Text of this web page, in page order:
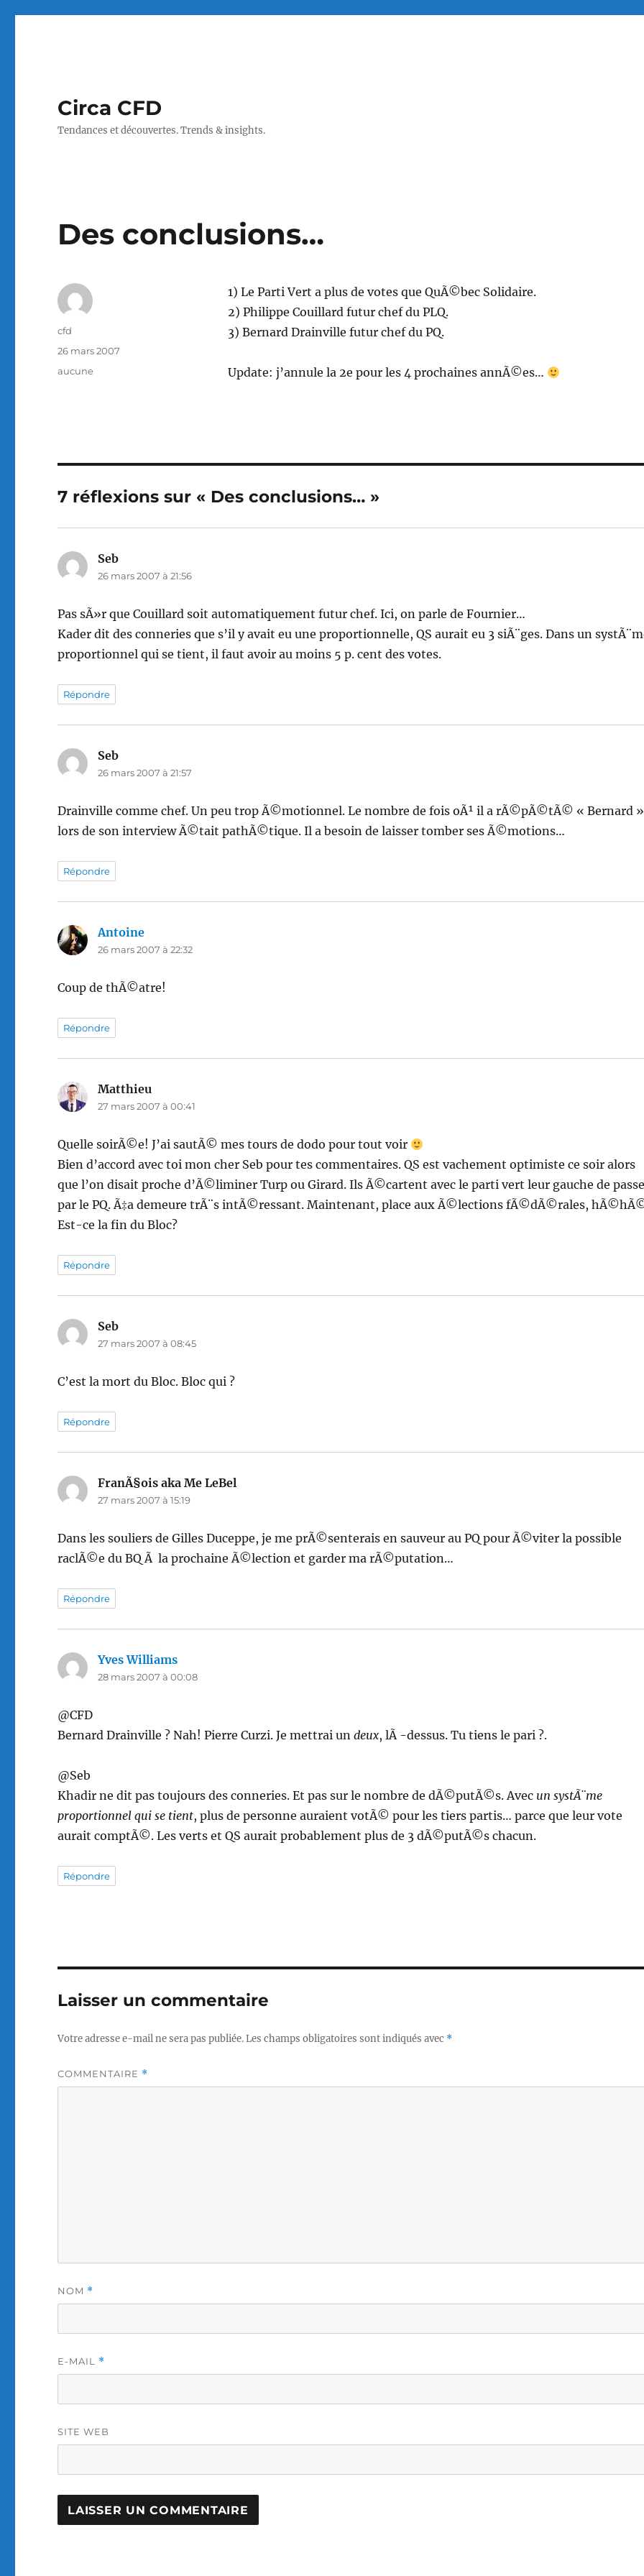
Circa CFD
Tendances et découvertes. Trends & insights.
Des conclusions…
1) Le Parti Vert a plus de votes que QuÃ©bec Solidaire.
2) Philippe Couillard futur chef du PLQ.
3) Bernard Drainville futur chef du PQ.
Update: j’annule la 2e pour les 4 prochaines annÃ©es…
Auteur
cfd
Publié
26 mars 2007
Catégories
aucune
7 réflexions sur « Des conclusions… »
Seb
26 mars 2007 à 21:56
Pas sÃ»r que Couillard soit automatiquement futur chef. Ici, on parle de Fournier…
Kader dit des conneries que s’il y avait eu une proportionnelle, QS aurait eu 3 siÃ¨ges. Dans un
proportionnel qui se tient, il faut avoir au moins 5 p. cent des votes.
Répondre
Seb
26 mars 2007 à 21:57
Drainville comme chef. Un peu trop Ã©motionnel. Le nombre de fois oÃ¹ il a rÃ©pÃ©tÃ© « Bernard »
lors de son interview Ã©tait pathÃ©tique. Il a besoin de laisser tomber ses Ã©motions…
Répondre
Antoine
26 mars 2007 à 22:32
Coup de thÃ©atre!
Répondre
Matthieu
27 mars 2007 à 00:41
Quelle soirÃ©e! J’ai sautÃ© mes tours de dodo pour tout voir
Bien d’accord avec toi mon cher Seb pour tes commentaires. QS est vachement optimiste ce soir alors
que l’on disait proche d’Ã©liminer Turp ou Girard. Ils Ã©cartent avec le parti vert leur gauche de
par le PQ. Ã‡a demeure trÃ¨s intÃ©ressant. Maintenant, place aux Ã©lections fÃ©dÃ©rales,
Est-ce la fin du Bloc?
Répondre
Seb
27 mars 2007 à 08:45
C’est la mort du Bloc. Bloc qui ?
Répondre
FranÃ§ois aka Me LeBel
27 mars 2007 à 15:19
Dans les souliers de Gilles Duceppe, je me prÃ©senterais en sauveur au PQ pour Ã©viter la possible
raclÃ©e du BQ Ã la prochaine Ã©lection et garder ma rÃ©putation…
Répondre
Yves Williams
28 mars 2007 à 00:08
@CFD
Bernard Drainville ? Nah! Pierre Curzi. Je mettrai undeux, lÃ -dessus. Tu tiens le pari ?.
@Seb
Khadir ne dit pas toujours des conneries. Et pas sur le nombre de dÃ©putÃ©s. Avec un systÃ¨me
proportionnel qui se tient, plus de personne auraient votÃ© pour les tiers partis… parce que leur vote
aurait comptÃ©. Les verts et QS aurait probablement plus de 3 dÃ©putÃ©s chacun.
Répondre
Laisser un commentaire
Votre adresse e-mail ne sera pas publiée.Les champs obligatoires sont indiqués avec *
COMMENTAIRE *
NOM *
E-MAIL *
SITE WEB